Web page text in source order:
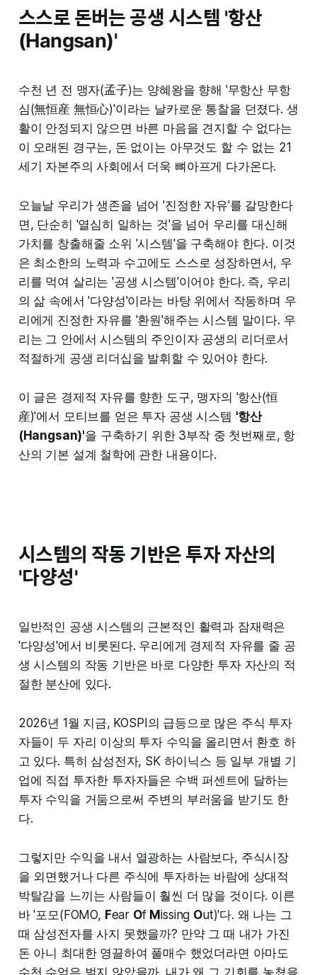
스스로 돈버는 공생 시스템 '항산
(Hangsan)'
수천 년 전 맹자(孟子)는 양혜왕을 향해 '무항산 무항
심(無恒産 無恒心)'이라는 날카로운 통찰을 던졌다. 생
활이 안정되지 않으면 바른 마음을 견지할 수 없다는
이 오래된 경구는, 돈 없이는 아무것도 할 수 없는 21
세기 자본주의 사회에서 더욱 뼈아프게 다가온다.
오늘날 우리가 생존을 넘어 '진정한 자유'를 갈망한다
면, 단순히 '열심히 일하는 것'을 넘어 우리를 대신해
가치를 창출해줄 소위 '시스템'을 구축해야 한다. 이것
은 최소한의 노력과 수고에도 스스로 성장하면서, 우
리를 먹여 살리는 '공생 시스템'이어야 한다. 즉, 우리
의 삶 속에서 '다양성'이라는 바탕 위에서 작동하며 우
리에게 진정한 자유를 '환원'해주는 시스템 말이다. 우
리는 그 안에서 시스템의 주인이자 공생의 리더로서
적절하게 공생 리더십을 발휘할 수 있어야 한다.
이 글은 경제적 자유를 향한 도구, 맹자의 '항산(恒
産)'에서 모티브를 얻은 투자 공생 시스템 '항산
(Hangsan)'을 구축하기 위한 3부작 중 첫번째로, 항
산의 기본 설계 철학에 관한 내용이다.
시스템의 작동 기반은 투자 자산의
'다양성'
일반적인 공생 시스템의 근본적인 활력과 잠재력은
'다양성'에서 비롯된다. 우리에게 경제적 자유를 줄 공
생 시스템의 작동 기반은 바로 다양한 투자 자산의 적
절한 분산에 있다.
2026년 1월 지금, KOSPI의 급등으로 많은 주식 투자
자들이 두 자리 이상의 투자 수익을 올리면서 환호 하
고 있다. 특히 삼성전자, SK 하이닉스 등 일부 개별 기
업에 직접 투자한 투자자들은 수백 퍼센트에 달하는
투자 수익을 거둠으로써 주변의 부러움을 받기도 한
다.
그렇지만 수익을 내서 열광하는 사람보다, 주식시장
을 외면했거나 다른 주식에 투자하는 바람에 상대적
박탈감을 느끼는 사람들이 훨씬 더 많을 것이다. 이른
바 '포모(FOMO, Fear Of Missing Out)'다. 왜 나는 그
때 삼성전자를 사지 못했을까? 만약 그 때 내가 가진
돈 아니 최대한 영끌하여 풀매수 했었더라면 아마도